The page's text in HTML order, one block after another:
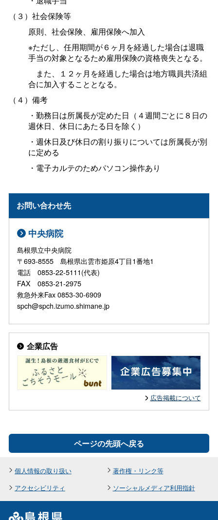
（３）社会保険等
原則、社会保険、雇用保険へ加入
※ただし、任用期間が６ヶ月を経過した場合は退職
手当の対象となるため雇用保険の資格喪失となる。
また、１２ヶ月を経過した場合は地方職員共済組
合に加入することとなる。
（４）備考
・勤務日は所属長が定めた日（４週間ごとに８日の
週休日、休日にあたる日を除く）
・週休日及び休日の割り振りについては所属長が別
に定める
・電子カルテのためパソコン操作あり
お問い合わせ先
中央病院
島根県立中央病院
〒693-8555 島根県出雲市姫原4丁目1番地1
電話 0853-22-5111(代表)
FAX 0853-21-2975
救急外来Fax 0853-30-6909
spch@spch.izumo.shimane.jp
企業広告
広告掲載について
ページの先頭へ戻る
個人情報の取り扱い
著作権・リンク等
アクセシビリティ
ソーシャルメディア利用指針